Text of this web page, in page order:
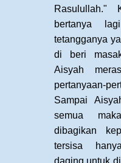
Rasulullah."
bertanya
tetangganya
di beri
Aisyah
pertanyaan-
Sampai
semua
dibagikan
tersisa